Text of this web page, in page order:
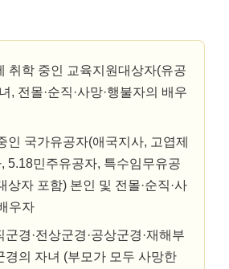
취학 중인 교육지원대상자(유공
, 전몰·순직·사망·행불자의 배우
인 국가유공자(애국지사, 고엽제
5.18민주유공자, 특수임무유공
상자 포함) 본인 및 전몰·순직·사
우자
군경·전상군경·공상군경·재해부
경의 자녀 (부모가 모두 사망한